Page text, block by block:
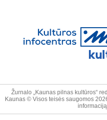
Žurnalo „Kaunas pilnas kultūros“
Kaunas © Visos teisės saugomos